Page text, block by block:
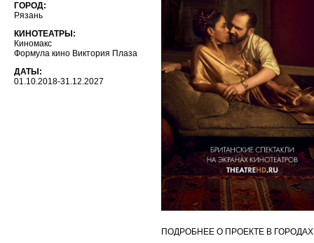
ГОРОД:
Рязань
КИНОТЕАТРЫ:
Киномакс
Формула кино Виктория Плаза
ДАТЫ:
01.10.2018-31.12.2027
ПОДРОБНЕЕ О ПРОЕКТЕ В